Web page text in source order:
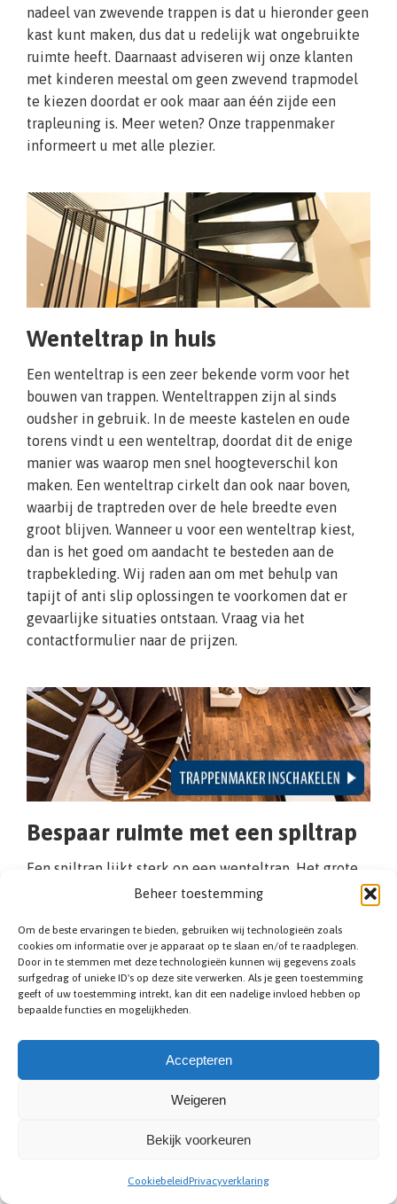
Beheer toestemming
Om de beste ervaringen te bieden, gebruiken wij technologieën zoals
cookies om informatie over je apparaat op te slaan en/of te raadplegen.
Door in te stemmen met deze technologieën kunnen wij gegevens zoals
surfgedrag of unieke ID's op deze site verwerken. Als je geen toestemming
geeft of uw toestemming intrekt, kan dit een nadelige invloed hebben op
bepaalde functies en mogelijkheden.
Accepteren
Weigeren
Bekijk voorkeuren
CookiebeleidPrivacyverklaring
nadeel van zwevende trappen is dat u hieronder geen
kast kunt maken, dus dat u redelijk wat ongebruikte
ruimte heeft. Daarnaast adviseren wij onze klanten
met kinderen meestal om geen zwevend trapmodel
te kiezen doordat er ook maar aan één zijde een
trapleuning is. Meer weten? Onze trappenmaker
informeert u met alle plezier.
Wenteltrap in huis
Een wenteltrap is een zeer bekende vorm voor het
bouwen van trappen. Wenteltrappen zijn al sinds
oudsher in gebruik. In de meeste kastelen en oude
torens vindt u een wenteltrap, doordat dit de enige
manier was waarop men snel hoogteverschil kon
maken. Een wenteltrap cirkelt dan ook naar boven,
waarbij de traptreden over de hele breedte even
groot blijven. Wanneer u voor een wenteltrap kiest,
dan is het goed om aandacht te besteden aan de
trapbekleding. Wij raden aan om met behulp van
tapijt of anti slip oplossingen te voorkomen dat er
gevaarlijke situaties ontstaan. Vraag via het
contactformulier naar de prijzen.
Bespaar ruimte met een spiltrap
Een spiltrap lijkt sterk op een wenteltrap. Het grote
verschil is dat een spiltrap draait om een centrale
traptreden bevestigd. De spiltrap heeft daardoor
treden die aan de binnenzijde smaller zijn dan aan de
buitenzijde. Vanwege de unieke vormgeving is de
spiltrap eenvoudig te combineren met andere
worden, is het noodzakelijk dat deze aan de
buitenzijde minimaal 80 centimeter zijn. Een
verdere informatie geven. Wij ontwerpen
desgewenst een (houten of metalen) spiltrap die